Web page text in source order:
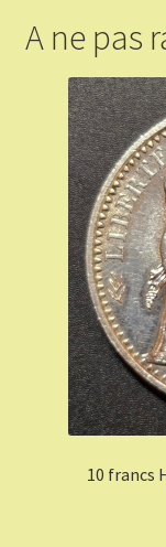
A ne pas
10 francs